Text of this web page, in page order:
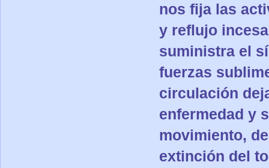
nos fija las
y reflujo
suministra el
fuerzas
circulación
enfermedad y
movimiento,
extinción del